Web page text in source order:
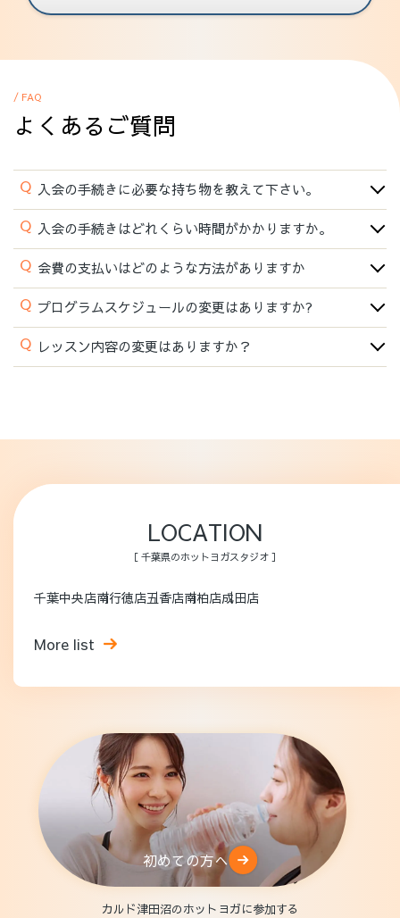
/ FAQ
よくあるご質問
Q 入会の手続きに必要な持ち物を教えて下さい。
Q 入会の手続きはどれくらい時間がかかりますか。
Q 会費の支払いはどのような方法がありますか
Q プログラムスケジュールの変更はありますか?
Q レッスン内容の変更はありますか？
LOCATION
［ 千葉県のホットヨガスタジオ ］
千葉中央店南行徳店五香店南柏店成田店
More list
初めての方へ
カルド津田沼のホットヨガに参加する